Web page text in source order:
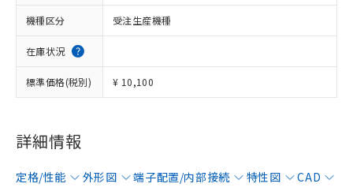
機種区分 受注生産機種
在庫状況
標準価格(税別) ¥ 10,100
詳細情報
定格/性能 外形図 端子配置/内部接続 特性図
CAD